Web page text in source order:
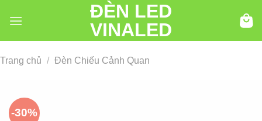
đến
ĐÈN LED
VINALED
Trang chủ / Đèn Chiếu Cảnh Quan
-30%